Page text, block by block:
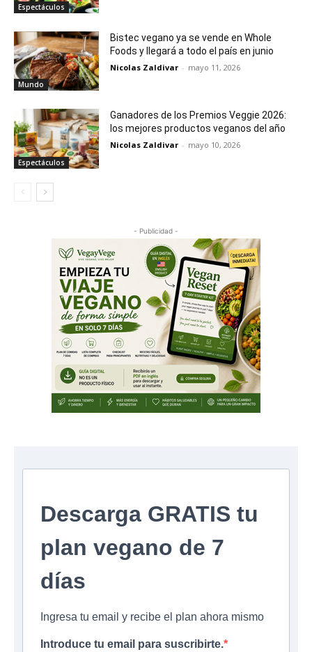
Espectáculos
Mundo
Bistec vegano ya se vende en Whole
Foods y llegará a todo el país en junio
Nicolas Zaldivar - mayo 11, 2026
Espectáculos
Ganadores de los Premios Veggie 2026:
los mejores productos veganos del año
Nicolas Zaldivar - mayo 10, 2026
- Publicidad -
Descarga GRATIS tu
plan vegano de 7
días
Ingresa tu email y recibe el plan ahora mismo
Introduce tu email para suscribirte.